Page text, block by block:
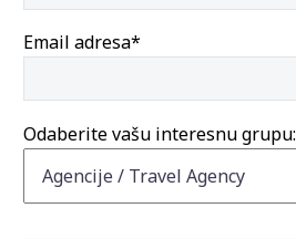
Email adresa*
Odaberite vašu interesnu grupu: